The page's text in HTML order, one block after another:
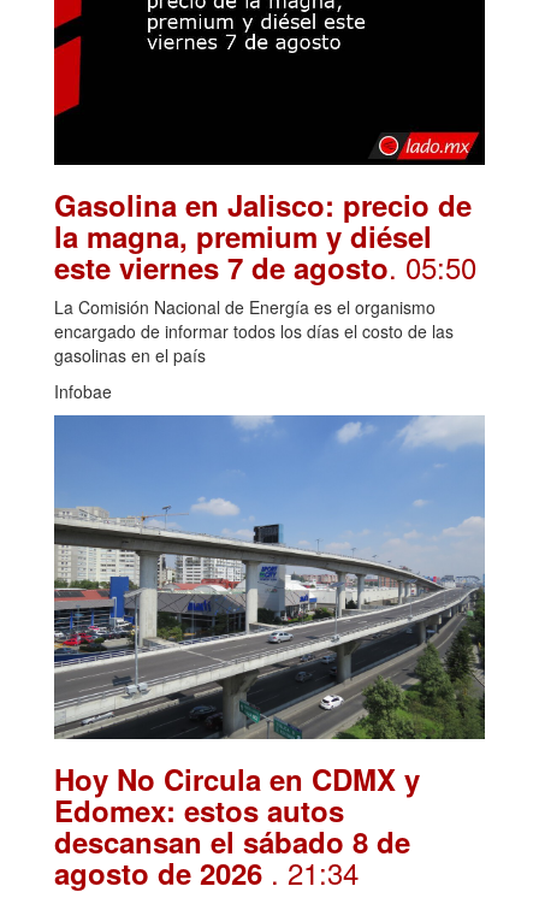
Gasolina en Jalisco: precio de
la magna, premium y diésel
este viernes 7 de agosto. 05:50
La Comisión Nacional de Energía es el organismo
encargado de informar todos los días el costo de las
gasolinas en el país
Infobae
Hoy No Circula en CDMX y
Edomex: estos autos
descansan el sábado 8 de
agosto de 2026 . 21:34